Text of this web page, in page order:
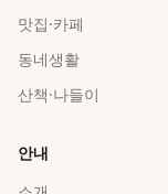
맛집·카페
동네생활
산책·나들이
안내